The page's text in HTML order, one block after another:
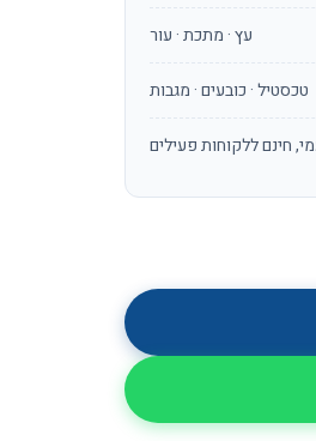
עץ · מתכת · עור
טכסטיל · כובעים · מגבות